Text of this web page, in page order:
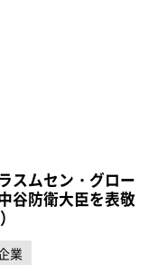
スムセン・グロー
谷防衛大臣を表敬
業